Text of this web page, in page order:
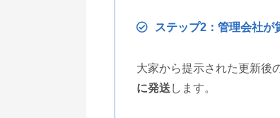
ステップ2：管理会社が
大家から提示された更新後
に発送 します。